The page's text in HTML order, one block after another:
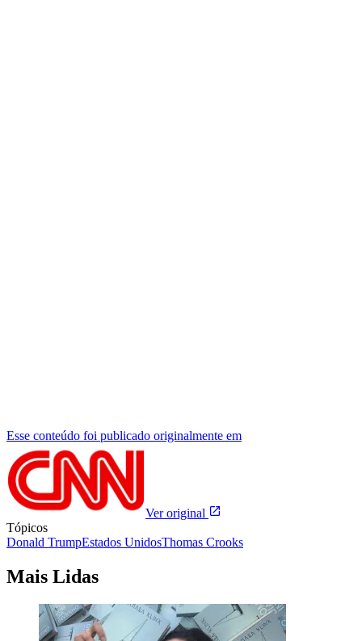
Esse conteúdo foi publicado originalmente em
Ver original
Tópicos
Donald TrumpEstados UnidosThomas Crooks
Mais Lidas